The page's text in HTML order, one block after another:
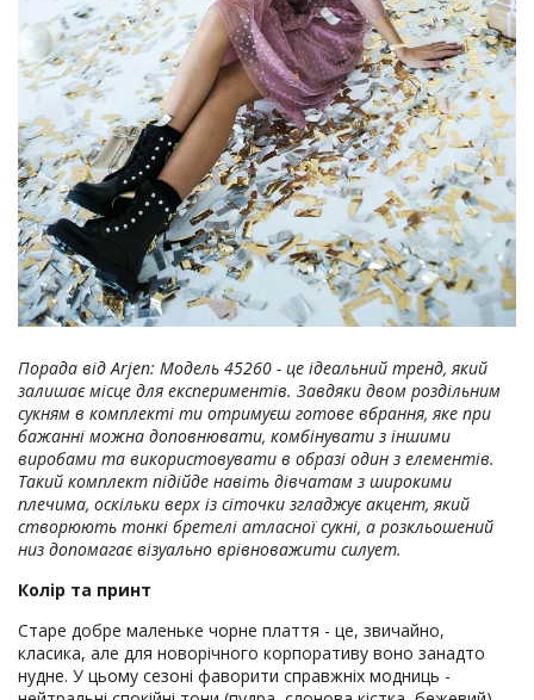
Порада від Arjen: Модель 45260 - це ідеальний тренд, який
залишає місце для експериментів. Завдяки двом роздільним
сукням в комплекті ти отримуєш готове вбрання, яке при
бажанні можна доповнювати, комбінувати з іншими
виробами та використовувати в образі один з елементів.
Такий комплект підійде навіть дівчатам з широкими
плечима, оскільки верх із сіточки згладжує акцент, який
створюють тонкі бретелі атласної сукні, а розкльошений
низ допомагає візуально врівноважити силует.
Колір та принт
Старе добре маленьке чорне плаття - це, звичайно,
класика, але для новорічного корпоративу воно занадто
нудне. У цьому сезоні фаворити справжніх модниць -